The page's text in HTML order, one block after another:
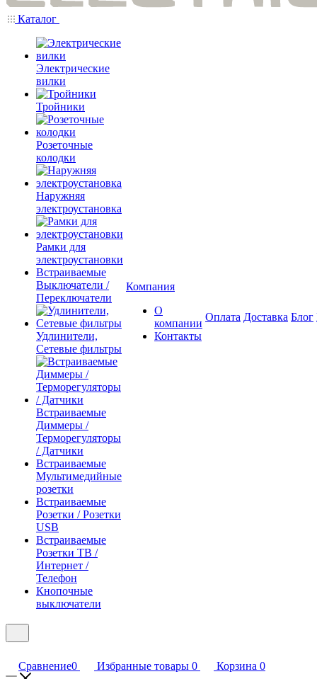
Каталог
Электрические
вилки
Тройники
Розеточные
колодки
Наружняя
электроустановка
Рамки для
электроустановки
Встраиваемые
Выключатели /
Переключатели
Удлинители,
Сетевые фильтры
Встраиваемые
Диммеры /
Терморегуляторы
/ Датчики
Встраиваемые
Мультимедийные
розетки
Встраиваемые
Розетки / Розетки
USB
Встраиваемые
Розетки ТВ /
Интернет /
Телефон
Кнопочные
выключатели
Компания
О
компании
Контакты
Оплата Доставка Блог
Сравнение0 Избранные товары 0 Корзина 0